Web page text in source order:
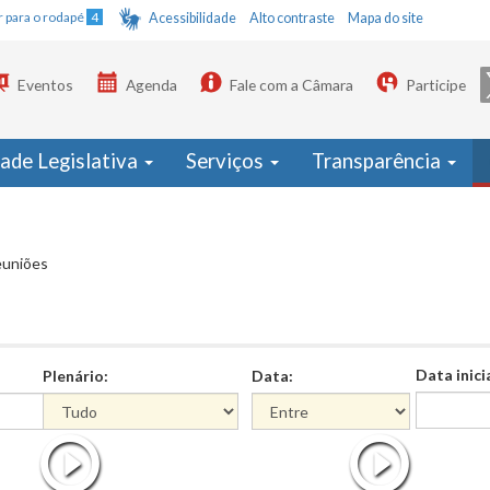
para o rodapé 4 Acessibilidade Alto contraste Mapa do site
Eventos Agenda Fale com a Câmara Participe
Legislativa Serviços Transparência
Plenário: Data: Data